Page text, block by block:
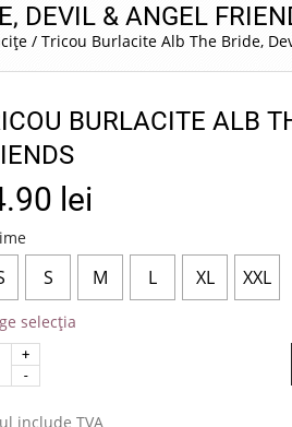
DEVIL & ANGEL
/ Tricou Burlacite Alb The Bride,
BURLACITE ALB
lei
S M L XL XXL
selecția
include TVA